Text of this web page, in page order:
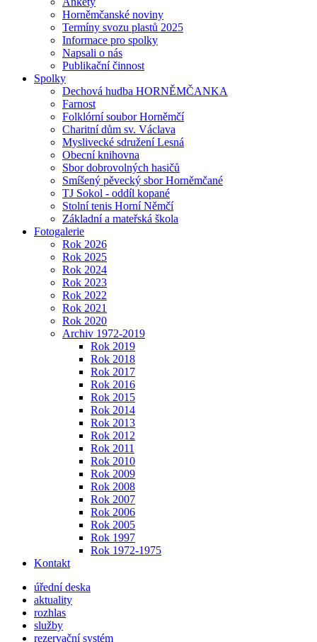
Horněmčanské noviny
Termíny svozu plastů 2025
Informace pro spolky
Napsali o nás
Publikační činnost
Spolky
Dechová hudba HORNĚMČANKA
Farnost
Folklórní soubor Horněmčí
Charitní dům sv. Václava
Myslivecké sdružení Lesná
Obecní knihovna
Sbor dobrovolných hasičů
Smíšený pěvecký sbor Horněmčané
TJ Sokol - oddíl kopané
Stolní tenis Horní Němčí
Základní a mateřská škola
Fotogalerie
Rok 2026
Rok 2025
Rok 2024
Rok 2023
Rok 2022
Rok 2021
Rok 2020
Archiv 1972-2019
Rok 2019
Rok 2018
Rok 2017
Rok 2016
Rok 2015
Rok 2014
Rok 2013
Rok 2012
Rok 2011
Rok 2010
Rok 2009
Rok 2008
Rok 2007
Rok 2006
Rok 2005
Rok 1997
Rok 1972-1975
Kontakt
úřední deska
aktuality
rozhlas
služby
rezervační systém